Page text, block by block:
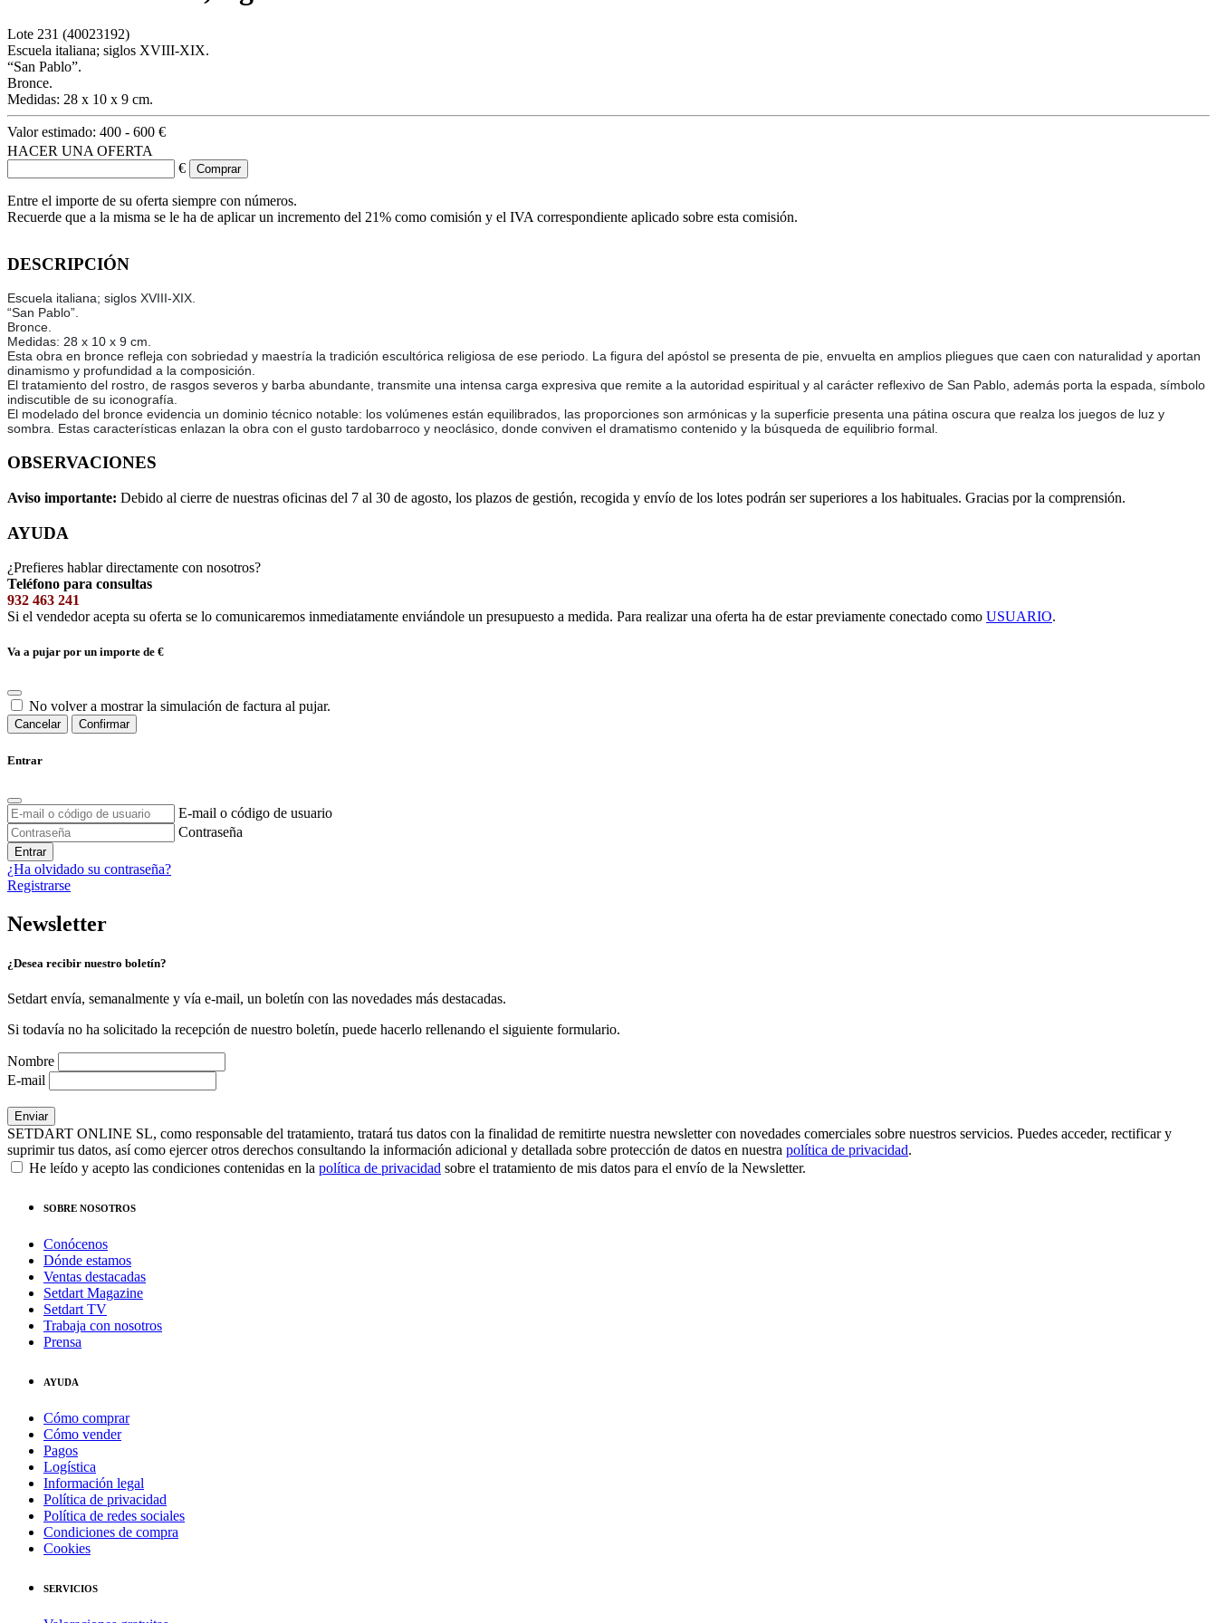
Lote 231 (40023192)
Escuela italiana; siglos XVIII-XIX.
“San Pablo”.
Bronce.
Medidas: 28 x 10 x 9 cm.
Valor estimado: 400 - 600 €
HACER UNA OFERTA
€
Entre el importe de su oferta siempre con números.
Recuerde que a la misma se le ha de aplicar un incremento del 21% como comisión y el IVA correspondiente aplicado sobre esta comisión.
DESCRIPCIÓN
Escuela italiana; siglos XVIII-XIX.
“San Pablo”.
Bronce.
Medidas: 28 x 10 x 9 cm.
Esta obra en bronce refleja con sobriedad y maestría la tradición escultórica religiosa de ese periodo. La figura del apóstol se presenta de pie, envuelta en amplios pliegues que caen con naturalidad y aportan
dinamismo y profundidad a la composición.
El tratamiento del rostro, de rasgos severos y barba abundante, transmite una intensa carga expresiva que remite a la autoridad espiritual y al carácter reflexivo de San Pablo, además porta la espada, símbolo
indiscutible de su iconografía.
El modelado del bronce evidencia un dominio técnico notable: los volúmenes están equilibrados, las proporciones son armónicas y la superficie presenta una pátina oscura que realza los juegos de luz y
sombra. Estas características enlazan la obra con el gusto tardobarroco y neoclásico, donde conviven el dramatismo contenido y la búsqueda de equilibrio formal.
OBSERVACIONES
Aviso importante: Debido al cierre de nuestras oficinas del 7 al 30 de agosto, los plazos de gestión, recogida y envío de los lotes podrán ser superiores a los habituales. Gracias por la comprensión.
AYUDA
¿Prefieres hablar directamente con nosotros?
Teléfono para consultas
932 463 241
Si el vendedor acepta su oferta se lo comunicaremos inmediatamente enviándole un presupuesto a medida. Para realizar una oferta ha de estar previamente conectado como USUARIO.
Va a pujar por un importe de €
No volver a mostrar la simulación de factura al pujar.
Cancelar Confirmar
Entrar
E-mail o código de usuario
Contraseña
Entrar
¿Ha olvidado su contraseña?
Registrarse
Newsletter
¿Desea recibir nuestro boletín?
Setdart envía, semanalmente y vía e-mail, un boletín con las novedades más destacadas.
Si todavía no ha solicitado la recepción de nuestro boletín, puede hacerlo rellenando el siguiente formulario.
Nombre
E-mail
SETDART ONLINE SL, como responsable del tratamiento, tratará tus datos con la finalidad de remitirte nuestra newsletter con novedades comerciales sobre nuestros servicios. Puedes acceder, rectificar y
suprimir tus datos, así como ejercer otros derechos consultando la información adicional y detallada sobre protección de datos en nuestra política de privacidad.
He leído y acepto las condiciones contenidas en la política de privacidad sobre el tratamiento de mis datos para el envío de la Newsletter.
SOBRE NOSOTROS
Conócenos
Dónde estamos
Ventas destacadas
Setdart Magazine
Setdart TV
Trabaja con nosotros
Prensa
AYUDA
Cómo comprar
Cómo vender
Pagos
Logística
Información legal
Política de privacidad
Política de redes sociales
Condiciones de compra
Cookies
SERVICIOS